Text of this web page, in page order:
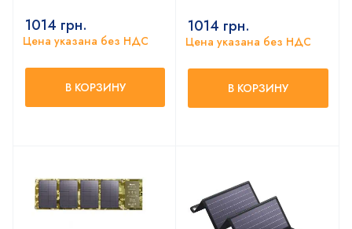
1014 грн.
Цена указана без НДС
В КОРЗИНУ
1014 грн.
Цена указана без НДС
В КОРЗИНУ